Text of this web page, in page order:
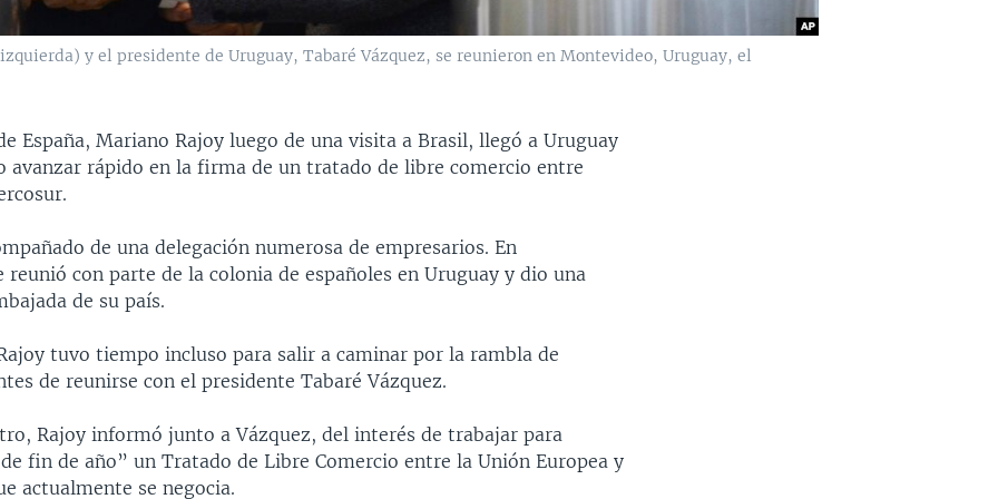
y el presidente de Uruguay, Tabaré Vázquez, se reunieron en Montevideo, Uruguay, el
España, Mariano Rajoy luego de una visita a Brasil, llegó a Uruguay
avanzar rápido en la firma de un tratado de libre comercio entre
de una delegación numerosa de empresarios. En
reunió con parte de la colonia de españoles en Uruguay y dio una
de su país.
tuvo tiempo incluso para salir a caminar por la rambla de
de reunirse con el presidente Tabaré Vázquez.
Rajoy informó junto a Vázquez, del interés de trabajar para
fin de año” un Tratado de Libre Comercio entre la Unión Europea y
actualmente se negocia.